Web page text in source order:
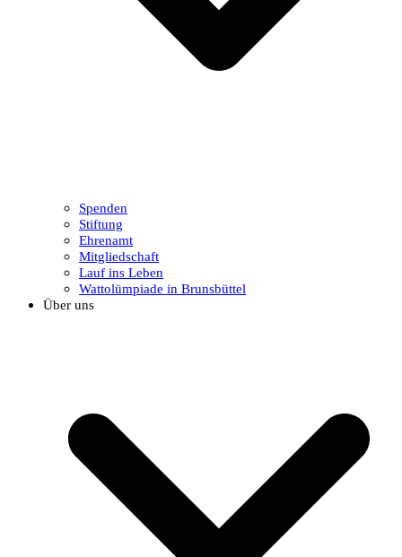
Spenden
Stiftung
Ehrenamt
Mitgliedschaft
Lauf ins Leben
Wattolümpiade in Brunsbüttel
Über uns